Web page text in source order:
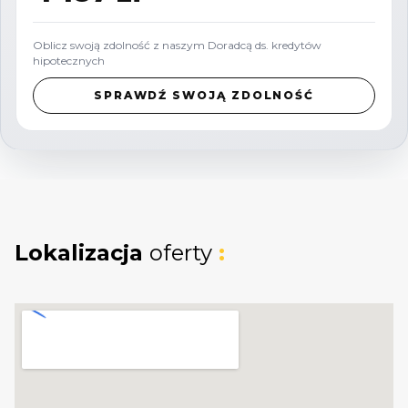
To idealna propozycja dla rodzin z dziećmi oraz
inwestorów zainteresowanych atrakcyjną
nieruchomością w rozwijającej się lokalizacji.
Oblicz swoją zdolność z naszym Doradcą ds. kredytów
hipotecznych
SPRAWDŹ SWOJĄ ZDOLNOŚĆ
Lokalizacja oferty :